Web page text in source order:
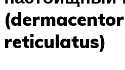
(dermacentor
reticulatus)